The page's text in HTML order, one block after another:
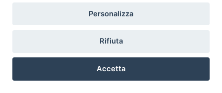
Ufficio Amministrativo, Ufficio Economato)
Personalizza
Rifiuta
Accetta